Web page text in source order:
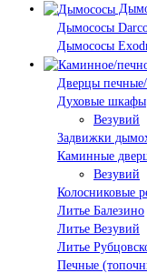
Дымососы
Дымососы
Дверцы
Духовые шкафы
Везувий
Задвижки
Каминные
Везувий
Колосниковые
Литье Балезино
Литье Везувий
Литье
Печные